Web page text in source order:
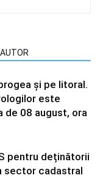
și pe litoral.
este
de 08 august, ora
pentru deținătorii
sector cadastral